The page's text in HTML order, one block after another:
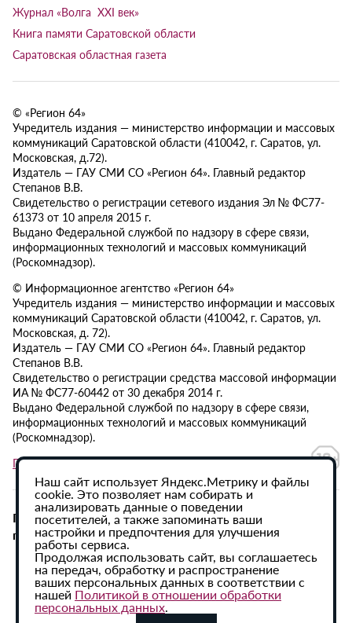
Журнал «Волга XXI век»
Книга памяти Саратовской области
Саратовская областная газета
© «Регион 64»
Учредитель издания — министерство информации и массовых
коммуникаций Саратовской области (410042, г. Саратов, ул.
Московская, д.72).
Издатель — ГАУ СМИ СО «Регион 64». Главный редактор
Степанов В.В.
Свидетельство о регистрации сетевого издания Эл № ФС77-
61373 от 10 апреля 2015 г.
Выдано Федеральной службой по надзору в сфере связи,
информационных технологий и массовых коммуникаций
(Роскомнадзор).
© Информационное агентство «Регион 64»
Учредитель издания — министерство информации и массовых
коммуникаций Саратовской области (410042, г. Саратов, ул.
Московская, д. 72).
Издатель — ГАУ СМИ СО «Регион 64». Главный редактор
Степанов В.В.
Свидетельство о регистрации средства массовой информации
ИА № ФС77-60442 от 30 декабря 2014 г.
Выдано Федеральной службой по надзору в сфере связи,
информационных технологий и массовых коммуникаций
(Роскомнадзор).
Политика в отношении обработки персональных данных
При использовании материалов сайта активная
гиперссылка на ИА «Регион 64» обязательна.
Наш сайт использует Яндекс.Метрику и файлы
cookie. Это позволяет нам собирать и
анализировать данные о поведении
посетителей, а также запоминать ваши
настройки и предпочтения для улучшения
работы сервиса.
Продолжая использовать сайт, вы соглашаетесь
на передач, обработку и распространение
ваших персональных данных в соответствии с
нашей Политикой в отношении обработки
персональных данных.